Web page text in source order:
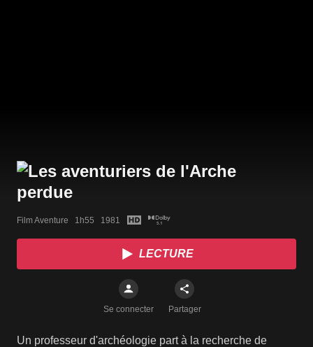
Film Aventure   1h55   1981
LECTURE
Se connecter Partager
Un professeur d'archéologie part à la recherche de